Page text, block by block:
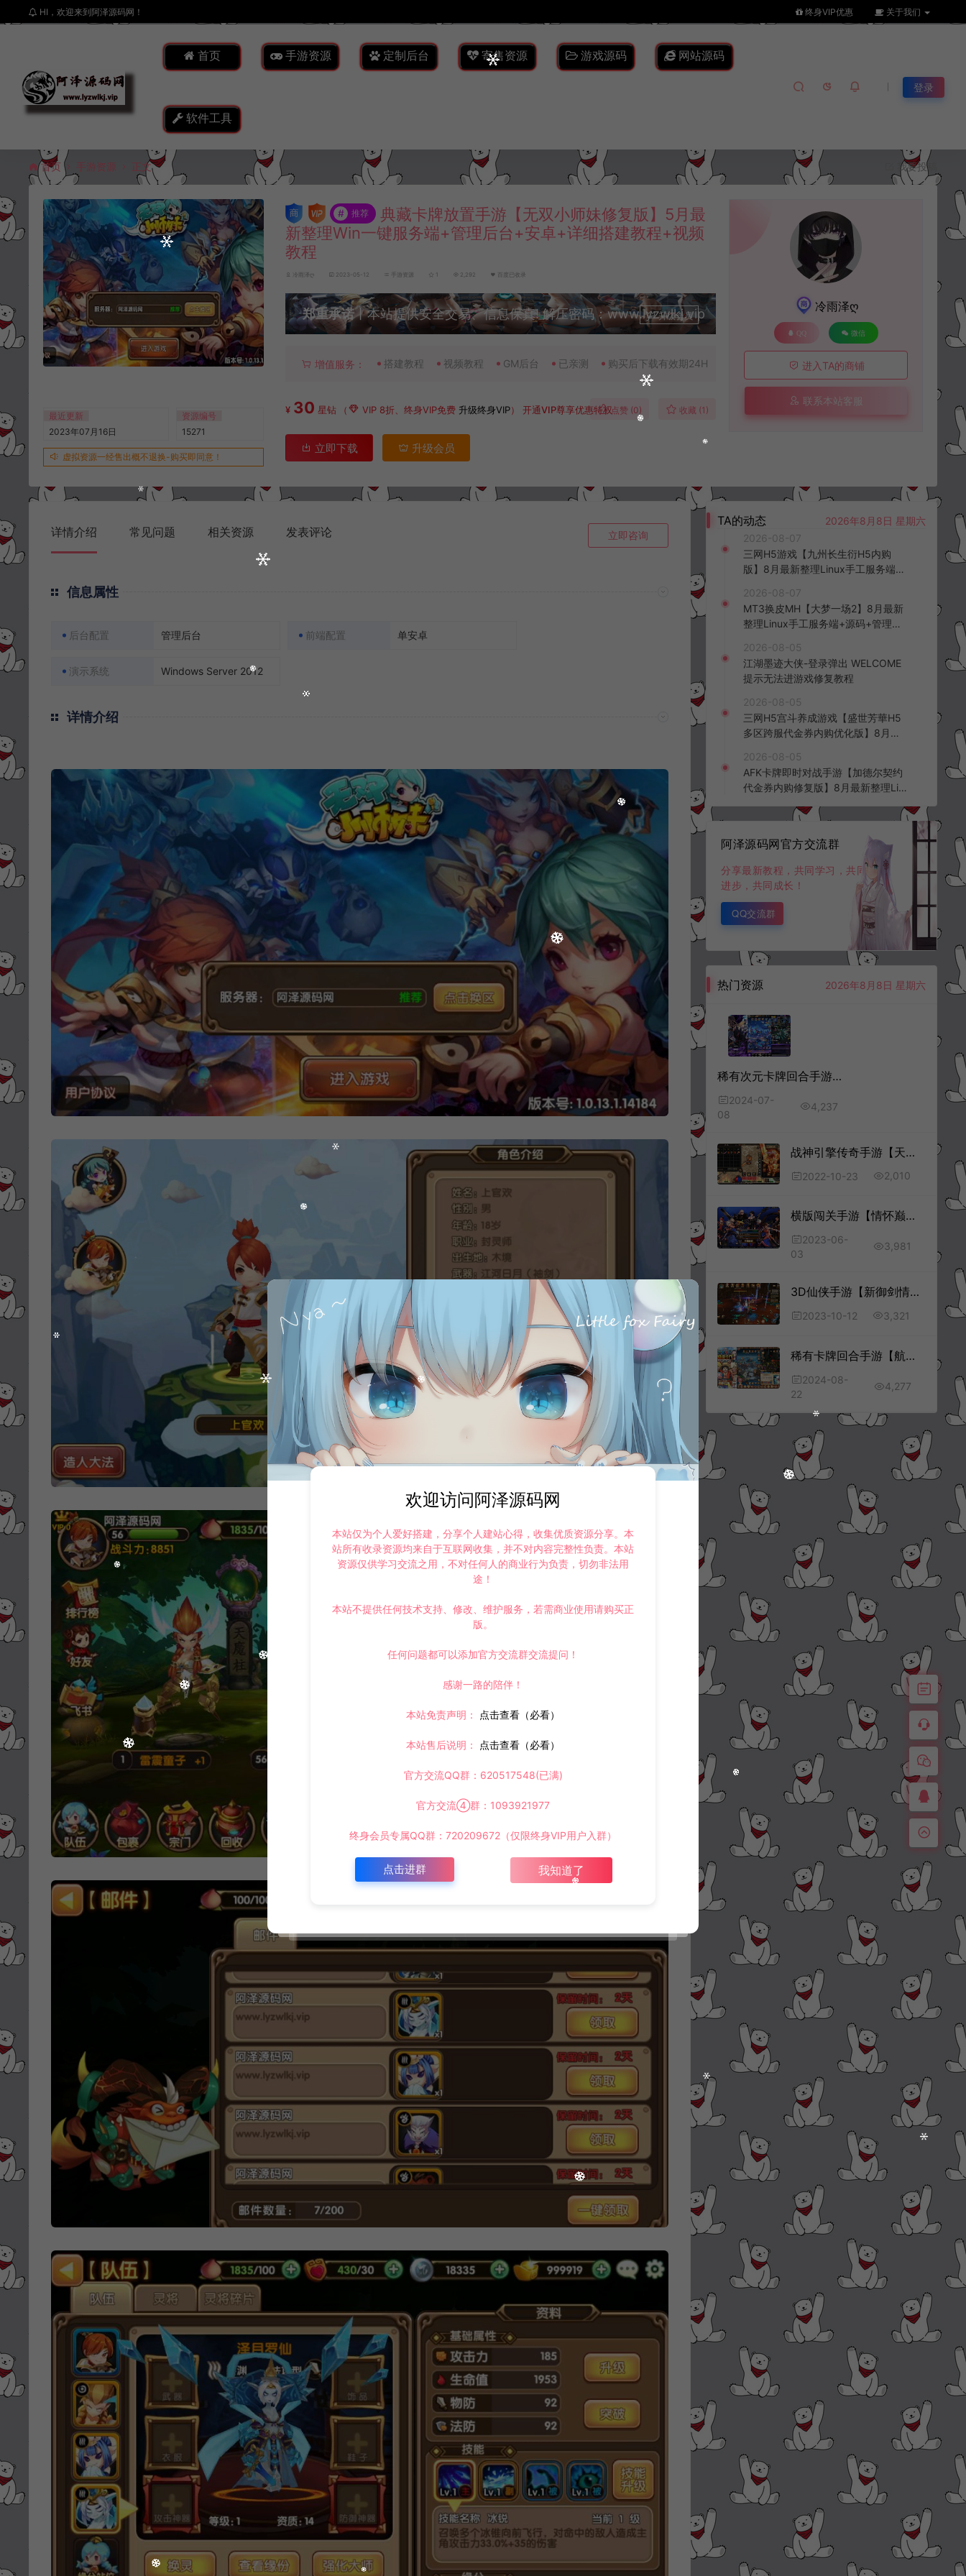
HI，欢迎来到阿泽源码网！ 终身VIP优惠 关于我们
首页 手游资源 定制后台 寄售资源 游戏源码 网站源码
软件工具
登录
首页 手游资源 正文 我要投稿
最近更新
2023年07月16日
资源编号
15271
虚拟资源一经售出概不退换-购买即同意！
# 推荐
典藏卡牌放置手游【无双小师妹修复版】5月最
新整理Win一键服务端+管理后台+安卓+详细搭建教程+视频
教程
冷雨泽ღ 2023-05-12 手游资源 1 2,292 百度已收录
郑重承诺丨本站提供安全交易、信息保真! 解压密码：www.lyzwlkj.vip
升级会员
增值服务： 搭建教程 视频教程 GM后台 已亲测 购买后下载有效期24H
¥ 30 星钻 （ VIP 8折、终身VIP免费 升级终身VIP）开通VIP尊享优惠特权点赞 (0) 收藏 (1)
立即下载 升级会员
冷雨泽ღ
QQ 微信
进入TA的商铺
联系本站客服
详情介绍 常见问题 相关资源 发表评论 立即咨询
信息属性
后台配置 管理后台 前端配置 单安卓
演示系统 Windows Server 2012
详情介绍
TA的动态
2026年8月8日 星期六
2026-08-07
三网H5游戏【九州长生衍H5内购
版】8月最新整理Linux手工服务端
客户端+详细搭建教程+视频教程
2026-08-07
MT3换皮MH【大梦一场2】8月最新
整理Linux手工服务端+源码+管理后
频教程
2026-08-05
江湖墨迹大侠-登录弹出 WELCOME
提示无法进游戏修复教程
2026-08-05
三网H5宫斗养成游戏【盛世芳華H5
多区跨服代金券内购优化版】8月最
台+全资源安卓+详细搭建教程+视频
教程
2026-08-05
AFK卡牌即时对战手游【加德尔契约
代金券内购修复版】8月最新整理Lin
K授权后台+安卓苹果双端+详细搭建
阿泽源码网官方交流群
分享最新教程，共同学习，共同
进步，共同成长！
QQ交流群
热门资源 2026年8月8日 星期六
稀有次元卡牌回合手游【时空战场v2.1内购免编译完整版】7月最新整理Win一键服务端+全套客户端源码+服务端源码+安卓+出包编译教程+详细搭建教程+视频教程
2024-07-
08
4,237
战神引擎传奇手游【天意杀神13大陆单职业】10月最新整理Win一键服务端+光柱+安卓苹果双端+详细搭建教程
2022-10-23 2,010
横版闯关手游【情怀巅峰大陆阿拉德】6月最新整理Linux手工服务端+全功能管理后台+GM授权后台+安卓苹果双端+详细搭建教程
2023-06-
03
3,981
3D仙侠手游【新御剑情缘步韵版】10月最新整理Linux手工服务端+GM授权后台+安卓苹果双端+详细搭建教程+视频教程
2023-10-12 3,321
稀有卡牌回合手游【航海王和之国篇6系-新时代】8月最新整理Linux手工服务端+多区跨服+CDK授权后台+安卓苹果双端+详细搭建教程
2024-08-
22
4,277
欢迎访问阿泽源码网
本站仅为个人爱好搭建，分享个人建站心得，收集优质资源分享。本
站所有收录资源均来自于互联网收集，并不对内容完整性负责。本站
资源仅供学习交流之用，不对任何人的商业行为负责，切勿非法用
途！
本站不提供任何技术支持、修改、维护服务，若需商业使用请购买正
版。
任何问题都可以添加官方交流群交流提问！
感谢一路的陪伴！
本站免责声明： 点击查看（必看）
本站售后说明： 点击查看（必看）
官方交流QQ群：620517548(已满)
官方交流④群：1093921977
终身会员专属QQ群：720209672（仅限终身VIP用户入群）
点击进群 我知道了